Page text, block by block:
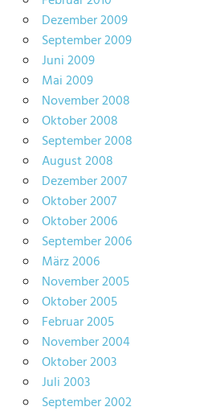
Dezember 2009
September 2009
Juni 2009
Mai 2009
November 2008
Oktober 2008
September 2008
August 2008
Dezember 2007
Oktober 2007
Oktober 2006
September 2006
März 2006
November 2005
Oktober 2005
Februar 2005
November 2004
Oktober 2003
Juli 2003
September 2002